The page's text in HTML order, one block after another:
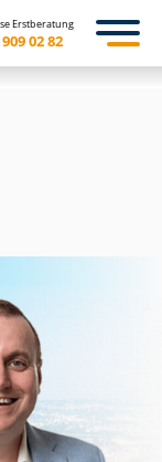
Erstberatung
02 82